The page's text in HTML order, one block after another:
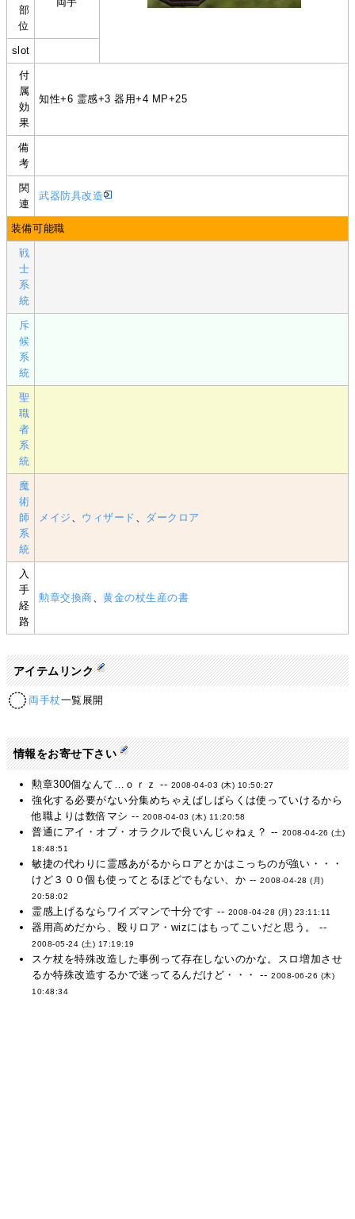
部
位
slot
付
属
効
果
知性+6 霊感+3 器用+4 MP+25
備
考
関
連
武器防具改造
装備可能職
戦
士
系
統
斥
候
系
統
聖
職
者
系
統
魔
術
師
系
統
メイジ ウィザード ダークロア
入
手
経
路
勲章交換商 、黄金の杖生産の書
アイテムリンク
両手杖一覧展開
情報をお寄せ下さい
勲章300個なんて…ｏｒｚ -- 2008-04-03 (木) 10:50:27
強化する必要がない分集めちゃえばしばらくは使っていけるから
他職よりは数倍マシ -- 2008-04-03 (木) 11:20:58
普通にアイ・オブ・オラクルで良いんじゃねぇ？ -- 2008-04-26 (土)
18:48:51
敏捷の代わりに霊感あがるからロアとかはこっちのが強い・・・
けど３００個も使ってとるほどでもない、か --2008-04-28 (月)
20:58:02
霊感上げるならワイズマンで十分です -- 2008-04-28 (月) 23:11:11
器用高めだから、殴りロア・wizにはもってこいだと思う。 --
2008-05-24 (土) 17:19:19
スケ杖を特殊改造した事例って存在しないのかな。スロ増加させ
るか特殊改造するかで迷ってるんだけど・・・ -- 2008-06-26 (木)
10:48:34